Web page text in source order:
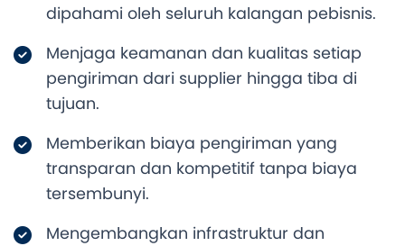
dipahami oleh seluruh kalangan pebisnis.
Menjaga keamanan dan kualitas setiap
pengiriman dari supplier hingga tiba di
tujuan.
Memberikan biaya pengiriman yang
transparan dan kompetitif tanpa biaya
tersembunyi.
Mengembangkan infrastruktur dan